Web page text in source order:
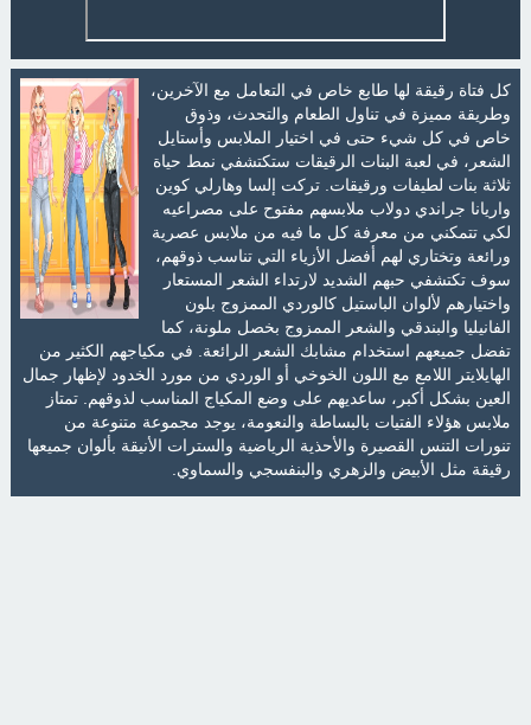
كل فتاة رقيقة لها طابع خاص في التعامل مع الآخرين،
وطريقة مميزة في تناول الطعام والتحدث، وذوق
خاص في كل شيء حتى في اختيار الملابس وأستايل
الشعر، في لعبة البنات الرقيقات ستكتشفي نمط حياة
ثلاثة بنات لطيفات ورقيقات. تركت إلسا وهارلي كوين
واريانا جراندي دولاب ملابسهم مفتوح على مصراعيه
لكي تتمكني من معرفة كل ما فيه من ملابس عصرية
ورائعة وتختاري لهم أفضل الأزياء التي تناسب ذوقهم،
سوف تكتشفي حبهم الشديد لارتداء الشعر المستعار
واختيارهم لألوان الباستيل كالوردي الممزوج بلون
الفانيليا والبندقي والشعر الممزوج بخصل ملونة، كما
تفضل جميعهم استخدام مشابك الشعر الرائعة. في مكياجهم الكثير من
الهايلايتر اللامع مع اللون الخوخي أو الوردي من مورد الخدود لإظهار جمال
العين بشكل أكبر، ساعديهم على وضع المكياج المناسب لذوقهم. تمتاز
ملابس هؤلاء الفتيات بالبساطة والنعومة، يوجد مجموعة متنوعة من
تنورات التنس القصيرة والأحذية الرياضية والسترات الأنيقة بألوان جميعها
رقيقة مثل الأبيض والزهري والبنفسجي والسماوي.